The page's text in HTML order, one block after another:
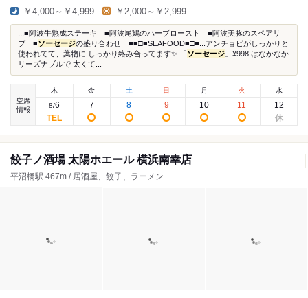
￥4,000～￥4,999 ￥2,000～￥2,999
...■阿波牛熟成ステーキ ■阿波尾鶏のハーブロースト ■阿波美豚のスペアリ
ブ ■ソーセージの盛り合わせ ■■□■SEAFOOD■□■...アンチョビがしっかりと
使われてて、葉物に しっかり絡み合ってます✨ 「 ソーセージ 」¥998 はなかなか
リーズナブルで 太くて...
空席
情報
木
8/6
金
7
土
8
日
9
月
10
火
11
水
12
餃子ノ酒場 太陽ホエール 横浜南幸店
平沼橋駅 467m / 居酒屋、餃子、ラーメン